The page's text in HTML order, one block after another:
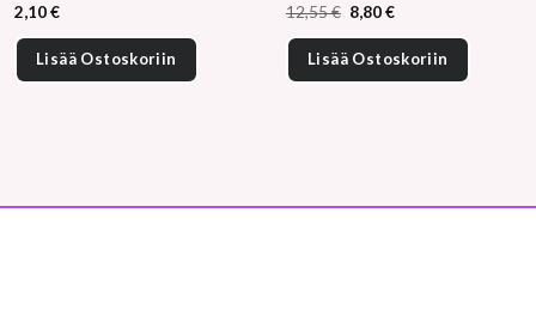
2,10€
Lisää Ostoskoriin
12,55€ Alkuperäinen
hinta
oli:
12,55 €.
8,80€Nykyinen
on:
8,80 €.
Lisää Ostoskoriin